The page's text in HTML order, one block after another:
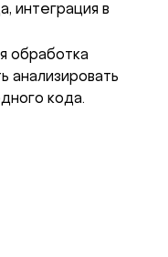
интеграция в
обработка
анализировать
кода.